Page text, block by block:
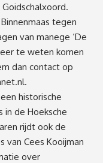
tegen
van manege ‘De
te weten komen
dan contact op
.
historische
in de Hoeksche
rijdt ook de
van Cees Kooijman
over